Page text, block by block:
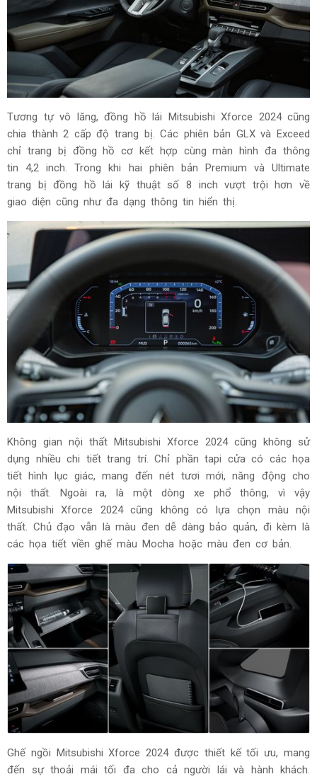
Tương tự vô lăng, đồng hồ lái Mitsubishi Xforce 2024 cũng
chia thành 2 cấp độ trang bị. Các phiên bản GLX và Exceed
chỉ trang bị đồng hồ cơ kết hợp cùng màn hình đa thông
tin 4,2 inch. Trong khi hai phiên bản Premium và Ultimate
trang bị đồng hồ lái kỹ thuật số 8 inch vượt trội hơn về
giao diện cũng như đa dạng thông tin hiển thị.
Không gian nội thất Mitsubishi Xforce 2024 cũng không sử
dụng nhiều chi tiết trang trí. Chỉ phần tapi cửa có các họa
tiết hình lục giác, mang đến nét tươi mới, năng động cho
nội thất. Ngoài ra, là một dòng xe phổ thông, vì vậy
Mitsubishi Xforce 2024 cũng không có lựa chọn màu nội
thất. Chủ đạo vẫn là màu đen dễ dàng bảo quản, đi kèm là
các họa tiết viền ghế màu Mocha hoặc màu đen cơ bản.
Ghế ngồi Mitsubishi Xforce 2024 được thiết kế tối ưu, mang
đến sự thoải mái tối đa cho cả người lái và hành khách.